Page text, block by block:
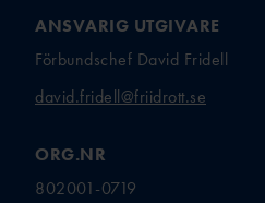
ANSVARIG UTGIVARE
Förbundschef David Fridell
david.fridell@friidrott.se
ORG.NR
802001-0719